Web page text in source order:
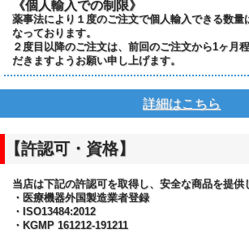
《個人輸入での制限》
薬事法により１度のご注文で個人輸入できる数量
なっております。
２度目以降のご注文は、前回のご注文から1ヶ月
だきますようお願い申し上げます。
詳細はこちら
【許認可・資格】
当店は下記の許認可を取得し、安全な商品を提供
・医療機器外国製造業者登録
・ISO13484:2012
・KGMP 161212-191211